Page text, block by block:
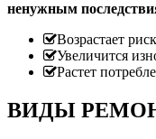
ненужным
Возрастает
Увеличится
Растет
ВИДЫ